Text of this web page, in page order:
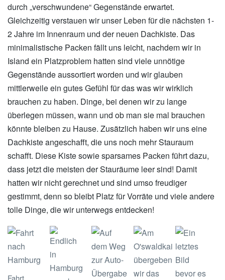
durch „verschwundene“ Gegenstände erwartet.
Gleichzeitig verstauen wir unser Leben für die nächsten 1-
2 Jahre im Innenraum und der neuen Dachkiste. Das
minimalistische Packen fällt uns leicht, nachdem wir in
Island ein Platzproblem hatten sind viele unnötige
Gegenstände aussortiert worden und wir glauben
mittlerweile ein gutes Gefühl für das was wir wirklich
brauchen zu haben. Dinge, bei denen wir zu lange
überlegen müssen, wann und ob man sie mal brauchen
könnte bleiben zu Hause. Zusätzlich haben wir uns eine
Dachkiste angeschafft, die uns noch mehr Stauraum
schafft. Diese Kiste sowie sparsames Packen führt dazu,
dass jetzt die meisten der Stauräume leer sind! Damit
hatten wir nicht gerechnet und sind umso freudiger
gestimmt, denn so bleibt Platz für Vorräte und viele andere
tolle Dinge, die wir unterwegs entdecken!
Fahrt